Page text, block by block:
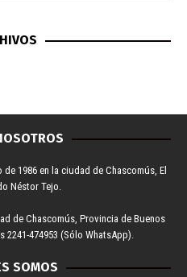
1986 en la ciudad de Chascomús, El
Néstor Tejo.
de Chascomús, Provincia de Buenos
2241-474953 (Sólo WhatsApp).
SOMOS